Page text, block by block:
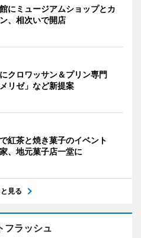
にミュージアムショップとカ
、相次いで開店
クロワッサン＆プリン専門
リゼ」など新提案
紅茶と焼き菓子のイベント
、地元菓子店一堂に
見る
フラッシュ